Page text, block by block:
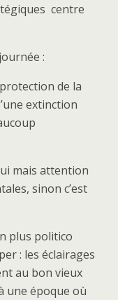
centre
:
de la
extinction
mais attention
sinon c’est
plus politico
: les éclairages
au bon vieux
une époque où